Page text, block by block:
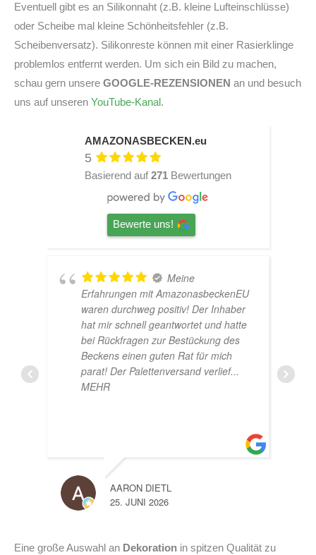
Eventuell gibt es an Silikonnaht (z.B. kleine Lufteinschlüsse)
oder Scheibe mal kleine Schönheitsfehler (z.B.
Scheibenversatz). Silikonreste können mit einer Rasierklinge
problemlos entfernt werden. Um sich ein Bild zu machen,
schau gern unsere GOOGLE-REZENSIONEN an und besuch
uns auf unseren YouTube-Kanal.
AMAZONASBECKEN.eu
5
Basierend auf 271 Bewertungen
Bewerte uns!
TOP Hardscape
im Laden und sehr nette Beratung!
Ich bin super Glücklich mit meinem
Beståbecken
A
14. JUNI 2026
Eine große Auswahl an Dekoration in spitzen Qualität zu